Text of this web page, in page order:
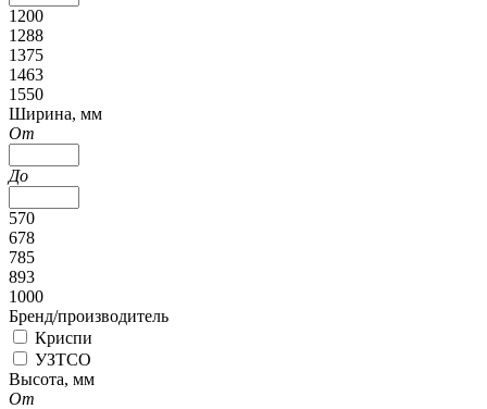
1200
1288
1375
1463
1550
Ширина, мм
От
До
570
678
785
893
1000
Бренд/производитель
Криспи
УЗТСО
Высота, мм
От